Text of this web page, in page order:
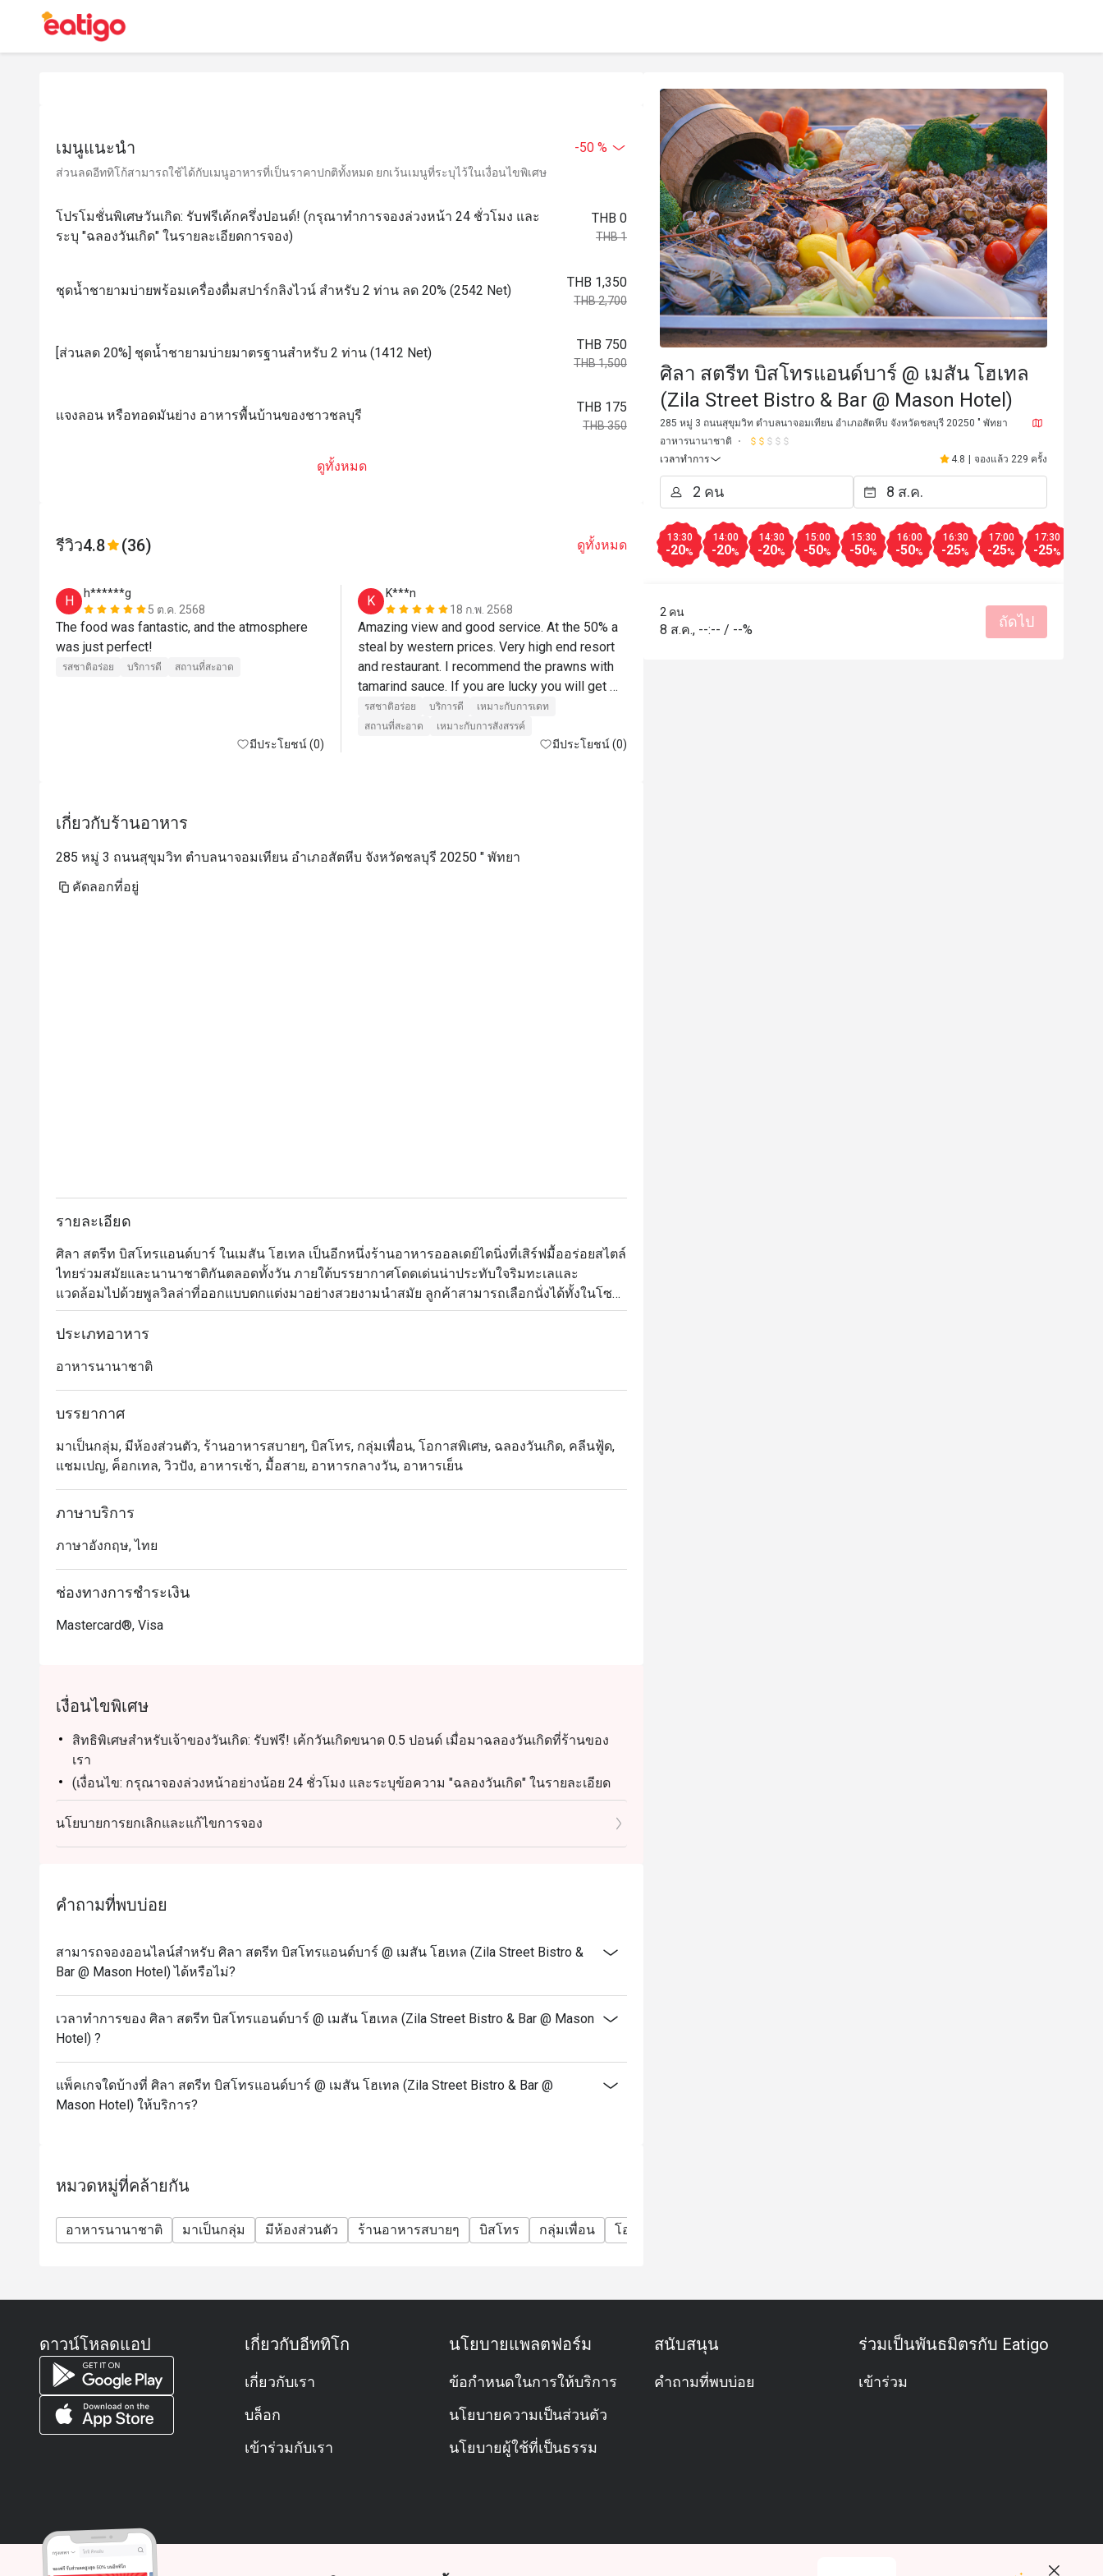
เมนูแนะนำ -50 %
ส่วนลดอีททิโก้สามารถใช้ได้กับเมนูอาหารที่เป็นราคาปกติทั้งหมด ยกเว้นเมนูที่ระบุไว้ในเงื่อนไขพิเศษ
โปรโมชั่นพิเศษวันเกิด: รับฟรีเค้กครึ่งปอนด์! (กรุณาทำการจองล่วงหน้า 24 ชั่วโมง และ
ระบุ "ฉลองวันเกิด" ในรายละเอียดการจอง)
THB 0
THB 1
ชุดน้ำชายามบ่ายพร้อมเครื่องดื่มสปาร์กลิงไวน์ สำหรับ 2 ท่าน ลด 20% (2542 Net)
THB 1,350
THB 2,700
[ส่วนลด 20%] ชุดน้ำชายามบ่ายมาตรฐานสำหรับ 2 ท่าน (1412 Net)
THB 750
THB 1,500
เเจงลอน หรือทอดมันย่าง อาหารพื้นบ้านของชาวชลบุรี
THB 175
THB 350
ดูทั้งหมด
รีวิว4.8 (36) ดูทั้งหมด
H
h******g
5 ต.ค. 2568
The food was fantastic, and the atmosphere
รสชาติอร่อย บริการดี สถานที่สะอาด
มีประโยชน์ (0)
K
K***n
18 ก.พ. 2568
Amazing view and good service. At the 50% a
steal by western prices. Very high end resort
and restaurant. I recommend the prawns with
tamarind sauce. If you are lucky you will get
Jaa for your waitress. One of the few places
where the view and the food were both
รสชาติอร่อย บริการดี
เหมาะกับการเดท
สถานที่สะอาด
เหมาะกับการสังสรรค์
มีประโยชน์ (0)
พนักงานใส่ใจในการบริการดีมาก
เกี่ยวกับร้านอาหาร
285 หมู่ 3 ถนนสุขุมวิท ตำบลนาจอมเทียน อำเภอสัตหีบ จังหวัดชลบุรี 20250 " พัทยา
คัดลอกที่อยู่
รายละเอียด
ศิลา สตรีท บิสโทรแอนด์บาร์ ในเมสัน โฮเทล เป็นอีกหนึ่งร้านอาหารออลเดย์ไดนิ่งที่เสิร์ฟมื้ออร่อยสไตล์
ไทยร่วมสมัยและนานาชาติกันตลอดทั้งวัน ภายใต้บรรยากาศโดดเด่นน่าประทับใจริมทะเลและ
แวดล้อมไปด้วยพูลวิลล่าที่ออกแบบตกแต่งมาอย่างสวยงามนำสมัย ลูกค้าสามารถเลือกนั่งได้ทั้งในโซน
ห้องแอร์และบนระเบียงขนาดใหญ่ด้านนอกซึ่งนอกจากจะสดชื่นด้วยลมทะเลแล้วยังสามารถมองเห็นวิว
พาโนรามาแบบอลังการของอ่าวพัทยาได้ด้วย สำหรับเมนูอาหารนั้นเชฟคัดสรรวัตถุดิบชั้นดีทั้งจากใน
ซ้ำใคร นอกจากนี้ทางร้านยังมีบริการอาหารเช้าเพื่อสุขภาพมานำเสนอให้เลือกทานกันได้ทุกวัน
ประเภทอาหาร
อาหารนานาชาติ
บรรยากาศ
มาเป็นกลุ่ม, มีห้องส่วนตัว, ร้านอาหารสบายๆ, บิสโทร, กลุ่มเพื่อน, โอกาสพิเศษ, ฉลองวันเกิด, คลีนฟู้ด,
แชมเปญ, ค็อกเทล, วิวปัง, อาหารเช้า, มื้อสาย, อาหารกลางวัน, อาหารเย็น
ภาษาบริการ
ภาษาอังกฤษ, ไทย
ช่องทางการชำระเงิน
Mastercard®, Visa
เงื่อนไขพิเศษ
สิทธิพิเศษสำหรับเจ้าของวันเกิด: รับฟรี! เค้กวันเกิดขนาด 0.5 ปอนด์ เมื่อมาฉลองวันเกิดที่ร้านของ
เรา
(เงื่อนไข: กรุณาจองล่วงหน้าอย่างน้อย 24 ชั่วโมง และระบุข้อความ "ฉลองวันเกิด" ในรายละเอียด
การจอง)
นโยบายการยกเลิกและแก้ไขการจอง
คำถามที่พบบ่อย
สามารถจองออนไลน์สำหรับ ศิลา สตรีท บิสโทรแอนด์บาร์ @ เมสัน โฮเทล (Zila Street Bistro &
Bar @ Mason Hotel) ได้หรือไม่?
เวลาทำการของ ศิลา สตรีท บิสโทรแอนด์บาร์ @ เมสัน โฮเทล (Zila Street Bistro & Bar @ Mason
Hotel) ?
แพ็คเกจใดบ้างที่ ศิลา สตรีท บิสโทรแอนด์บาร์ @ เมสัน โฮเทล (Zila Street Bistro & Bar @
Mason Hotel) ให้บริการ?
หมวดหมู่ที่คล้ายกัน
อาหารนานาชาติ มาเป็นกลุ่ม มีห้องส่วนตัว ร้านอาหารสบายๆ บิสโทร กลุ่มเพื่อน โอกาสพิเศษ
ศิลา สตรีท บิสโทรแอนด์บาร์ @ เมสัน โฮเทล
(Zila Street Bistro & Bar @ Mason Hotel)
285 หมู่ 3 ถนนสุขุมวิท ตำบลนาจอมเทียน อำเภอสัตหีบ จังหวัดชลบุรี 20250 " พัทยา
อาหารนานาชาติ
เวลาทำการ
4.8 | จองแล้ว 229 ครั้ง
13:30
-20%
14:00
-20%
14:30
-20%
15:00
-50%
15:30
-50%
16:00
-50%
16:30
-25%
17:00
-25%
17:30
-25%
2 คน
8 ส.ค., --:-- / --% ถัดไป
ดาวน์โหลดแอป เกี่ยวกับอีททิโก
เกี่ยวกับเรา
บล็อก
เข้าร่วมกับเรา
นโยบายแพลตฟอร์ม
ข้อกำหนดในการให้บริการ
นโยบายความเป็นส่วนตัว
นโยบายผู้ใช้ที่เป็นธรรม
สนับสนุน
คำถามที่พบบ่อย
ร่วมเป็นพันธมิตรกับ Eatigo
เข้าร่วม